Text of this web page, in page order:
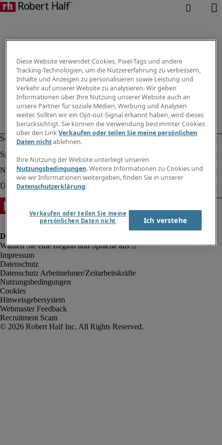
Impressum
Datenschutz
Datenschutz Arbeitnehmer/Zeitarbeitskräfte
Nutzungsbedingungen
Cookies
Hinweisgebersystem
Webmaster Feedback
Recruitment Scam
Diese Website verwendet Cookies, Pixel-Tags und andere
Tracking-Technologien, um die Nutzererfahrung zu verbessern,
Inhalte und Anzeigen zu personalisieren sowie Leistung und
Verkehr auf unserer Website zu analysieren. Wir geben
Informationen über Ihre Nutzung unserer Website auch an
unsere Partner für soziale Medien, Werbung und Analysen
weiter. Sollten wir ein Opt-out-Signal erkannt haben, wird dieses
berücksichtigt. Sie können die Verwendung bestimmter Cookies
über den LinkVerkaufen oder teilen Sie meine persönlichen
Daten nichtablehnen.
Ihre Nutzung der Website unterliegt unseren
Nutzungsbedingungen. Weitere Informationen zu Cookies und
wie wir Informationen weitergeben, finden Sie in unserer
Datenschutzerklärung.
Verkaufen oder teilen Sie meine
persönlichen Daten nicht
Ich verstehe